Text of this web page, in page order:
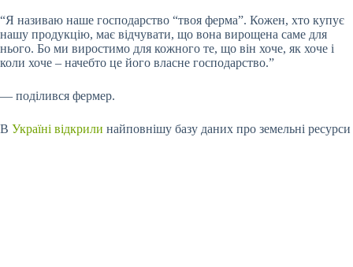
“Я називаю наше господарство “твоя ферма”. Кожен, хто купує
нашу продукцію, має відчувати, що вона вирощена саме для
нього. Бо ми виростимо для кожного те, що він хоче, як хоче і
коли хоче – начебто це його власне господарство.”
— поділився фермер.
В Україні відкрили найповнішу базу даних про земельні ресурси